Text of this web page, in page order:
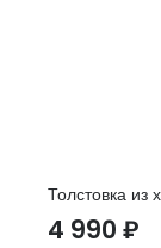
Толстовка из
4 990 ₽